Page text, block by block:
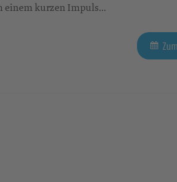
einem kurzen Impuls...